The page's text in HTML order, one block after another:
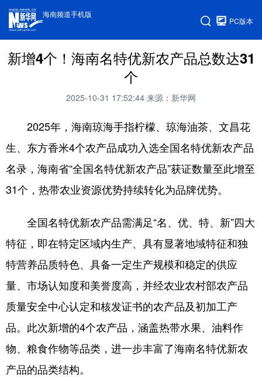
海南频道手机版
PC版本
新增4个！海南名特优新农产品总数达31
个
2025-10-31 17:52:44 来源：新华网
2025年，海南琼海手指柠檬、琼海油茶、文昌花
生、东方香米4个农产品成功入选全国名特优新农产品
名录，海南省“全国名特优新农产品”获证数量至此增至
31个，热带农业资源优势持续转化为品牌优势。
全国名特优新农产品需满足“名、优、特、新”四大
特征，即在特定区域内生产、具有显著地域特征和独
特营养品质特色、具备一定生产规模和稳定的供应
量、市场认知度和美誉度高，并经农业农村部农产品
质量安全中心认定和核发证书的农产品及初加工产
品。此次新增的4个农产品，涵盖热带水果、油料作
物、粮食作物等品类，进一步丰富了海南名特优新农
产品的品类结构。